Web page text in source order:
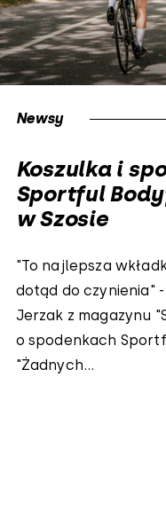
Newsy
Koszulka i
Sportful
w Szosie
"To najlepsza
dotąd do czynienia"
Jerzak z magazynu
o spodenkach
"Żadnych...